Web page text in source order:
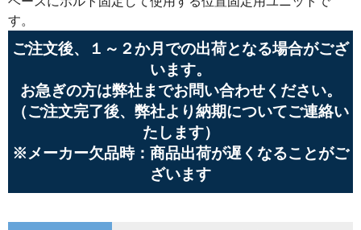
す。
ご注文後、１～２か月での出荷となる場合がござ
います。
お急ぎの方は弊社までお問い合わせください。
（ご注文完了後、弊社より納期についてご連絡い
たします）
※メーカー欠品時：商品出荷が遅くなることがご
ざいます